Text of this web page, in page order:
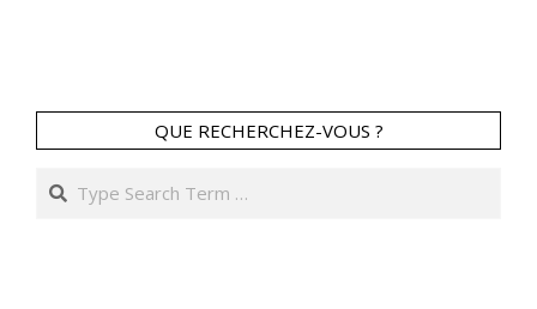
QUE RECHERCHEZ-VOUS ?
Search